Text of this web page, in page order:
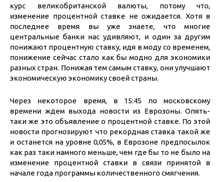
курс великобританской валюты, потому что,
изменение процентной ставке не ожидается. Хотя в
последнее время вы уже знаете, что многие
центральные банки нас удивляют, и один за другим
понижают процентную ставку, идя в моду со временем,
понижение сейчас стало как бы модно для экономики
разных стран. Понижая тем самым ставку, они улучшают
экономическую экономику своей страны.
Через некоторое время, в 15:45 по московскому
времени ждем выхода новости из Еврозоны. Опять-
таки же это объявление о процентной ставке. По этой
новости прогнозируют что рекордная ставка такой же
и останется на уровне 0,05%, в Еврозоне предпосылок
как раз таки намного меньше, чем где бы то не было на
изменение процентной ставки в связи принятой в
начале года программы количественного смягчения.